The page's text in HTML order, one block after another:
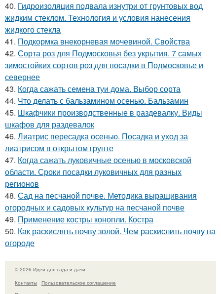
40. Гидроизоляция подвала изнутри от грунтовых вод
жидким стеклом. Технология и условия нанесения
жидкого стекла
41. Подкормка внекорневая мочевиной. Свойства
42. Сорта роз для Подмосковья без укрытия. 7 самых
зимостойких сортов роз для посадки в Подмосковье и
севернее
43. Когда сажать семена туи дома. Выбор сорта
44. Что делать с бальзамином осенью. Бальзамин
45. Шкафчики производственные в раздевалку. Виды
шкафов для раздевалок
46. Лиатрис пересадка осенью. Посадка и уход за
лиатрисом в открытом грунте
47. Когда сажать луковичные осенью в московской
области. Сроки посадки луковичных для разных
регионов
48. Сад на песчаной почве. Методика выращивания
огородных и садовых культур на песчаной почве
49. Применение костры конопли. Костра
50. Как раскислять почву золой. Чем раскислить почву на
огороде
© 2026 Идеи для сада и дачи
Контакты
Пользовательское соглашение